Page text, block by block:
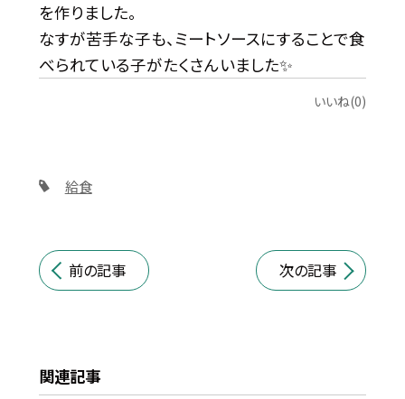
を作りました。
なすが苦手な子も、ミートソースにすることで食
べられている子がたくさんいました✨
いいね(0)
給食
前の記事 次の記事
関連記事